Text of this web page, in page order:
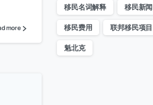
more
移民名词解释 移民新闻
移民费用 联邦移民项目
魁北克